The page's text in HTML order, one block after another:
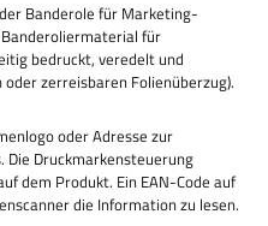
Banderole für Marketing-
für
bedruckt, veredelt und
zerreisbaren Folienüberzug).
oder Adresse zur
Druckmarkensteuerung
dem Produkt. Ein EAN-Code auf
die Information zu lesen.